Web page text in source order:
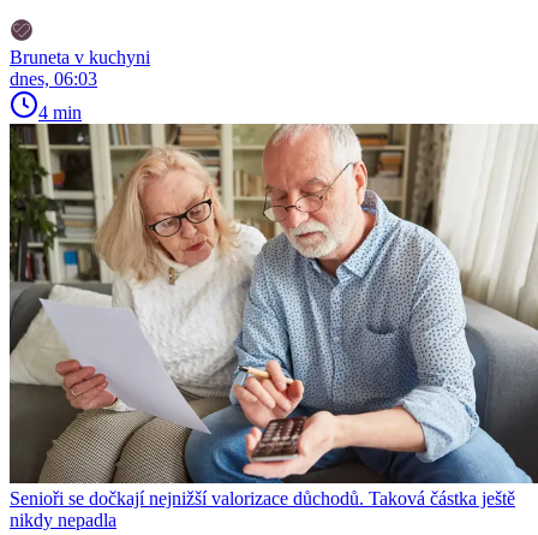
Bruneta v kuchyni
dnes, 06:03
4 min
Senioři se dočkají nejnižší valorizace důchodů. Taková částka ještě
nikdy nepadla